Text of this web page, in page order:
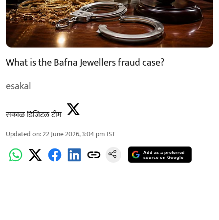
What is the Bafna Jewellers fraud case?
esakal
सकाळ डिजिटल टीम
Updated on:22 June 2026, 3:04 pm IST
Add as a preferred
source on Google